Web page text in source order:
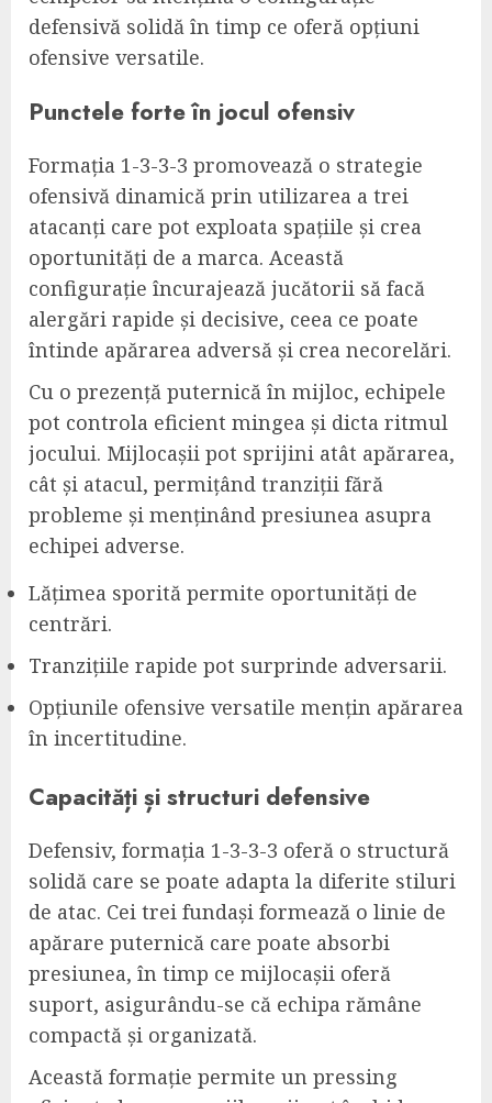
defensivă solidă în timp ce oferă opțiuni
ofensive versatile.
Punctele forte în jocul ofensiv
Formația 1-3-3-3 promovează o strategie
ofensivă dinamică prin utilizarea a trei
atacanți care pot exploata spațiile și crea
oportunități de a marca. Această
configurație încurajează jucătorii să facă
alergări rapide și decisive, ceea ce poate
întinde apărarea adversă și crea necorelări.
Cu o prezență puternică în mijloc, echipele
pot controla eficient mingea și dicta ritmul
jocului. Mijlocașii pot sprijini atât apărarea,
cât și atacul, permițând tranziții fără
probleme și menținând presiunea asupra
echipei adverse.
Lățimea sporită permite oportunități de
centrări.
Tranzițiile rapide pot surprinde adversarii.
Opțiunile ofensive versatile mențin apărarea
în incertitudine.
Capacități și structuri defensive
Defensiv, formația 1-3-3-3 oferă o structură
solidă care se poate adapta la diferite stiluri
de atac. Cei trei fundași formează o linie de
apărare puternică care poate absorbi
presiunea, în timp ce mijlocașii oferă
suport, asigurându-se că echipa rămâne
compactă și organizată.
Această formație permite un pressing